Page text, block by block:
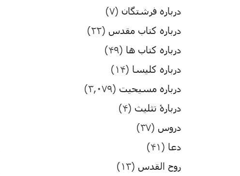
درباره فرشتگان (۷)
درباره کتاب مقدس (۲۲)
درباره کتاب ها (۴۹)
درباره کلیسا (۱۴)
درباره مسیحیت (۳,۰۷۹)
دربارۀ تثلیث (۴)
دروس (۳۷)
دعا (۴۱)
روح القدس (۱۳)